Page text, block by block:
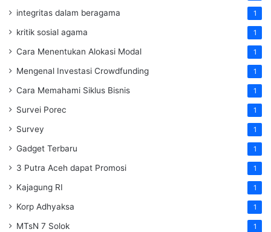
integritas dalam beragama 1
kritik sosial agama 1
Cara Menentukan Alokasi Modal 1
Mengenal Investasi Crowdfunding 1
Cara Memahami Siklus Bisnis 1
Survei Porec 1
Survey 1
Gadget Terbaru 1
3 Putra Aceh dapat Promosi 1
Kajagung RI 1
Korp Adhyaksa 1
MTsN 7 Solok 1